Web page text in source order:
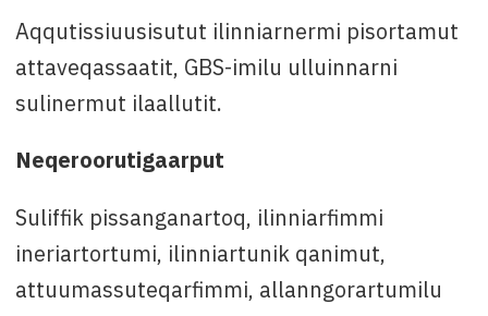
Aqqutissiuusisutut ilinniarnermi pisortamut
attaveqassaatit, GBS-imilu ulluinnarni
sulinermut ilaallutit.
Neqeroorutigaarput
Suliffik pissanganartoq, ilinniarfimmi
ineriartortumi, ilinniartunik qanimut,
attuumassuteqarfimmi, allanngorartumilu